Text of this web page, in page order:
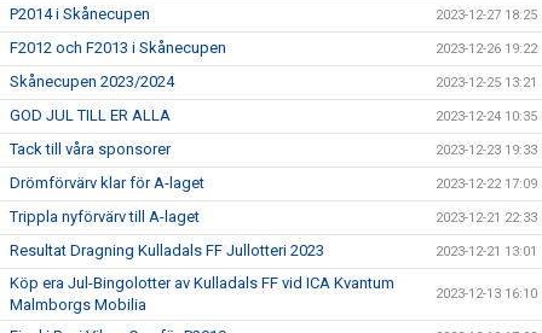
P2014 i Skånecupen 2023-12-27 18:25
F2012 och F2013 i Skånecupen 2023-12-26 19:22
Skånecupen 2023/2024 2023-12-25 13:21
GOD JUL TILL ER ALLA 2023-12-24 10:35
Tack till våra sponsorer 2023-12-23 19:33
Drömförvärv klar för A-laget 2023-12-22 17:09
Trippla nyförvärv till A-laget 2023-12-21 22:33
Resultat Dragning Kulladals FF Jullotteri 2023 2023-12-21 13:01
Köp era Jul-Bingolotter av Kulladals FF vid ICA Kvantum
Malmborgs Mobilia
2023-12-13 16:10